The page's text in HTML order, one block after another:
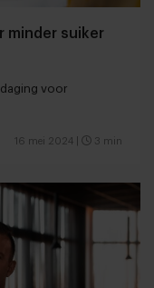
minder suiker
voor
16 mei 2024 3 min